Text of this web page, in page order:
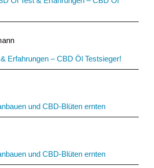
Erfahrungen – CBD Öl Testsieger!
und CBD-Blüten ernten
und CBD-Blüten ernten